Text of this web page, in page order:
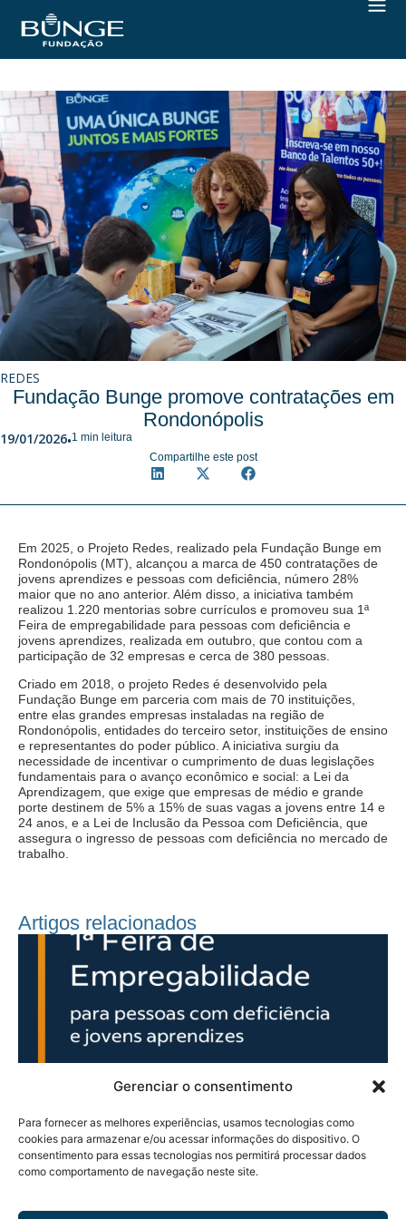
Gerenciar o consentimento
Para fornecer as melhores experiências, usamos tecnologias como
cookies para armazenar e/ou acessar informações do dispositivo. O
consentimento para essas tecnologias nos permitirá processar dados
como comportamento de navegação neste site.
REDES
Fundação Bunge promove contratações em
Rondonópolis
19/01/2026•1 min leitura
Compartilhe este post
Em 2025, o Projeto Redes, realizado pela Fundação Bunge em
Rondonópolis (MT), alcançou a marca de 450 contratações de
jovens aprendizes e pessoas com deficiência, número 28%
maior que no ano anterior. Além disso, a iniciativa também
realizou 1.220 mentorias sobre currículos e promoveu sua 1ª
Feira de empregabilidade para pessoas com deficiência e
jovens aprendizes, realizada em outubro, que contou com a
participação de 32 empresas e cerca de 380 pessoas.
Criado em 2018, o projeto Redes é desenvolvido pela
Fundação Bunge em parceria com mais de 70 instituições,
entre elas grandes empresas instaladas na região de
Rondonópolis, entidades do terceiro setor, instituições de ensino
e representantes do poder público. A iniciativa surgiu da
necessidade de incentivar o cumprimento de duas legislações
fundamentais para o avanço econômico e social: a Lei da
Aprendizagem, que exige que empresas de médio e grande
porte destinem de 5% a 15% de suas vagas a jovens entre 14 e
24 anos, e a Lei de Inclusão da Pessoa com Deficiência, que
assegura o ingresso de pessoas com deficiência no mercado de
trabalho.
Artigos relacionados
01/10/2025
Rondonópolis recebe Feira de Empregabilidade
Política de Privacidade